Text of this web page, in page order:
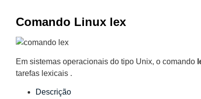
Comando Linux lex
Em sistemas operacionais do tipo Unix, o comando
tarefas lexicais .
Descrição